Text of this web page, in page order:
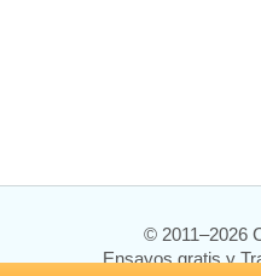
© 2011–2026
Ensayos gratis y